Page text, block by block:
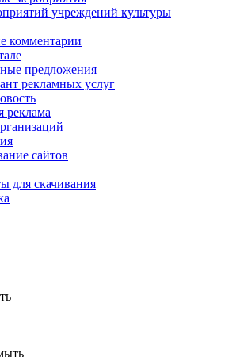
учреждений культуры
комментарии
предложения
рекламных услуг
реклама
сайтов
для скачивания